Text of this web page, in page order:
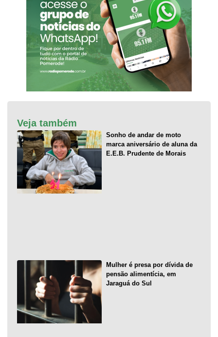
Veja também
Sonho de andar de moto
marca aniversário de aluna da
E.E.B. Prudente de Morais
Mulher é presa por dívida de
pensão alimentícia, em
Jaraguá do Sul